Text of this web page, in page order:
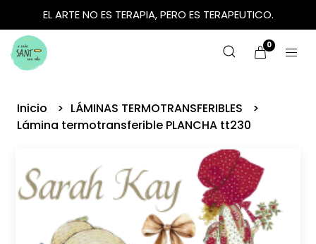
EL ARTE NO ES TERAPIA, PERO ES TERAPEUTICO.
0
Inicio
LÁMINAS TERMOTRANSFERIBLES
Lámina termotransferible PLANCHA tt230